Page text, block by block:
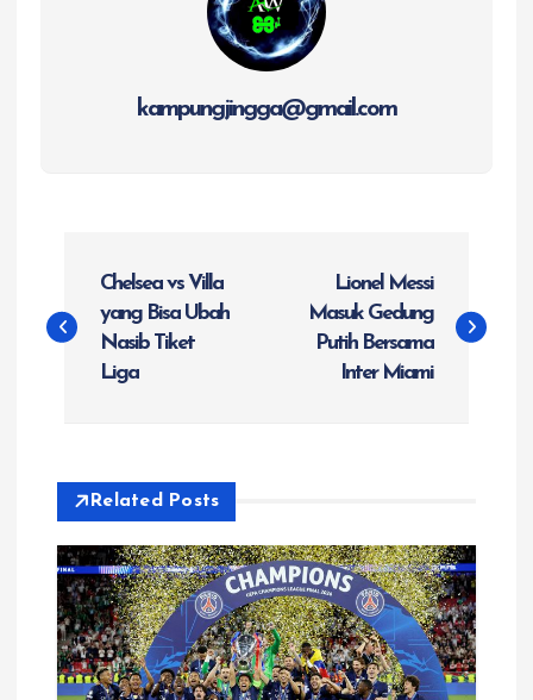
kampungjingga@gmail.com
a
g
a
s
Chelsea vs Villa
yang Bisa Ubah
Nasib Tiket
Liga
Lionel Messi
Masuk Gedung
Putih Bersama
Inter Miami
Related Posts